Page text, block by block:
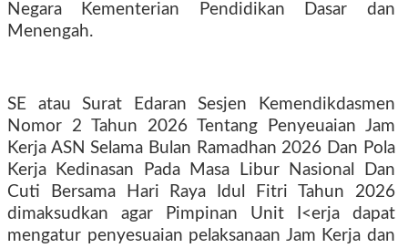
Negara Kementerian Pendidikan Dasar dan
Menengah.
SE atau Surat Edaran Sesjen Kemendikdasmen
Nomor 2 Tahun 2026 Tentang Penyeuaian Jam
Kerja ASN Selama Bulan Ramadhan 2026 Dan Pola
Kerja Kedinasan Pada Masa Libur Nasional Dan
Cuti Bersama Hari Raya Idul Fitri Tahun 2026
dimaksudkan agar Pimpinan Unit I<erja dapat
mengatur penyesuaian pelaksanaan Jam Kerja dan